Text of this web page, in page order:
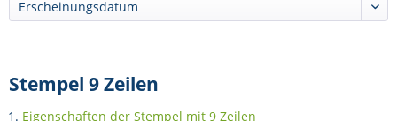
Stempel 9 Zeilen
Eigenschaften der Stempel mit 9 Zeilen